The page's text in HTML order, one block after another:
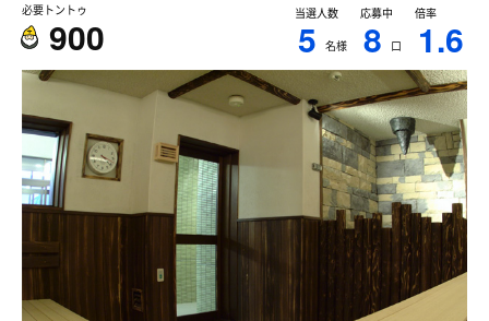
必要トントゥ
900
当選人数
5 名様
応募中
8 口
倍率
1.6